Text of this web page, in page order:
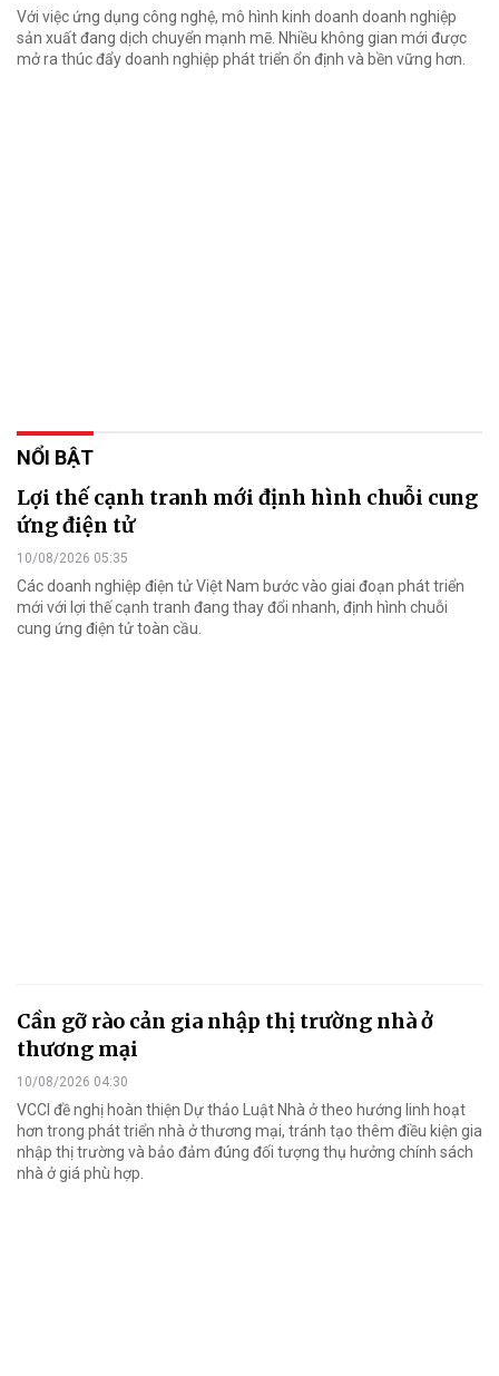
Với việc ứng dụng công nghệ, mô hình kinh doanh doanh nghiệp
sản xuất đang dịch chuyển mạnh mẽ. Nhiều không gian mới được
mở ra thúc đẩy doanh nghiệp phát triển ổn định và bền vững hơn.
NỔI BẬT
Lợi thế cạnh tranh mới định hình chuỗi cung
ứng điện tử
10/08/2026 05:35
Các doanh nghiệp điện tử Việt Nam bước vào giai đoạn phát triển
mới với lợi thế cạnh tranh đang thay đổi nhanh, định hình chuỗi
cung ứng điện tử toàn cầu.
Cần gỡ rào cản gia nhập thị trường nhà ở
thương mại
10/08/2026 04:30
VCCI đề nghị hoàn thiện Dự thảo Luật Nhà ở theo hướng linh hoạt
hơn trong phát triển nhà ở thương mại, tránh tạo thêm điều kiện gia
nhập thị trường và bảo đảm đúng đối tượng thụ hưởng chính sách
nhà ở giá phù hợp.